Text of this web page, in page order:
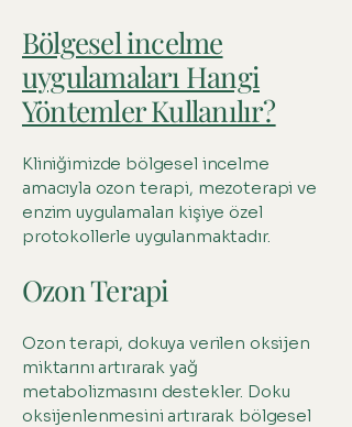
Bölgesel incelme
uygulamaları Hangi
Yöntemler Kullanılır?
Kliniğimizde bölgesel incelme
amacıyla ozon terapi, mezoterapi ve
enzim uygulamaları kişiye özel
protokollerle uygulanmaktadır.
Ozon Terapi
Ozon terapi, dokuya verilen oksijen
miktarını artırarak yağ
metabolizmasını destekler. Doku
oksijenlenmesini artırarak bölgesel